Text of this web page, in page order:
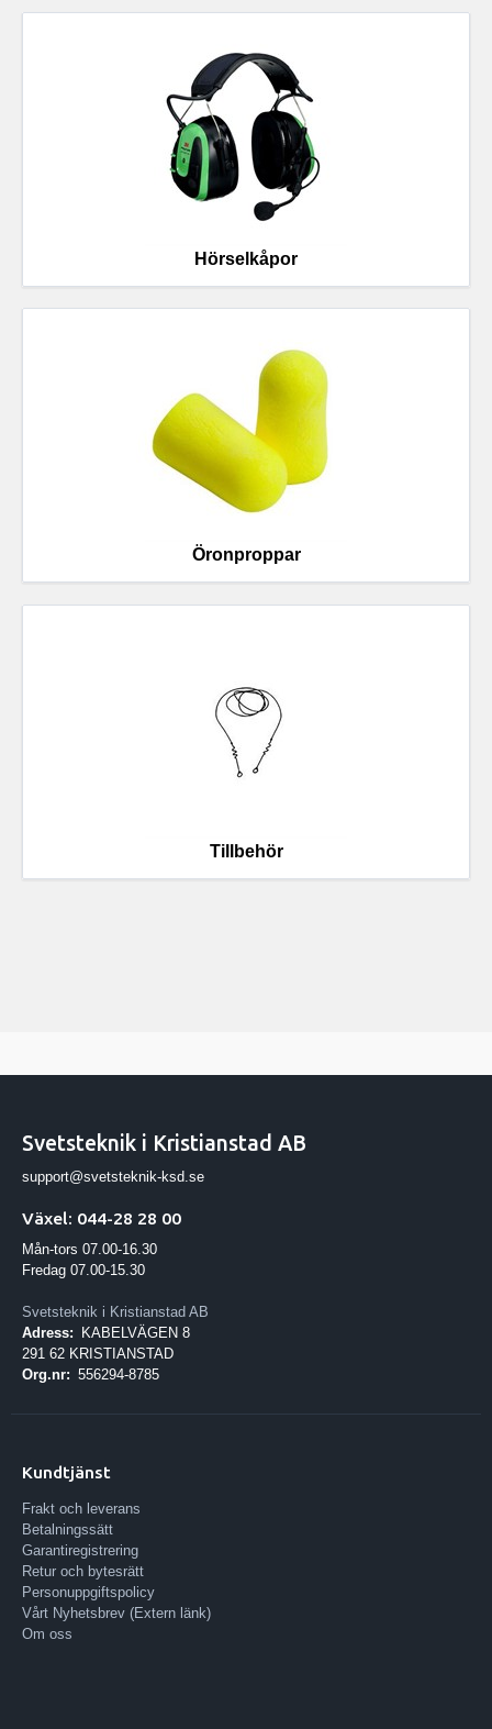
Hörselkåpor
Öronproppar
Tillbehör
Svetsteknik i Kristianstad AB
support@svetsteknik-ksd.se
Växel: 044-28 28 00
Mån-tors 07.00-16.30
Fredag 07.00-15.30
Svetsteknik i Kristianstad AB
Adress:
KABELVÄGEN 8
291 62 KRISTIANSTAD
Org.nr: 556294-8785
Kundtjänst
Frakt och leverans
Betalningssätt
Garantiregistrering
Retur och bytesrätt
Personuppgiftspolicy
Vårt Nyhetsbrev (Extern länk)
Om oss